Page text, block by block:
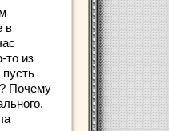
в
то из
Почему